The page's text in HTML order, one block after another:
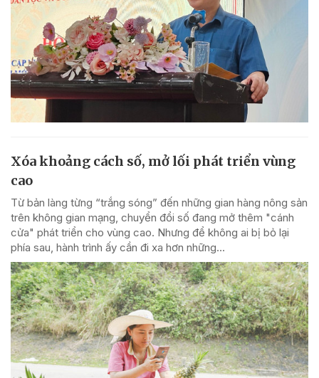
Xóa khoảng cách số, mở lối phát triển vùng
cao
Từ bản làng từng “trắng sóng” đến những gian hàng nông sản
trên không gian mạng, chuyển đổi số đang mở thêm "cánh
cửa" phát triển cho vùng cao. Nhưng để không ai bị bỏ lại
phía sau, hành trình ấy cần đi xa hơn những...